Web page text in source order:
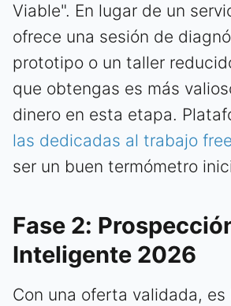
Viable". En lugar de un
ofrece una sesión de
prototipo o un taller
que obtengas es más
dinero en esta etapa.
las dedicadas al trabajo
ser un buen termómetro
Fase 2:
Inteligente 2026
Con una oferta validada, es